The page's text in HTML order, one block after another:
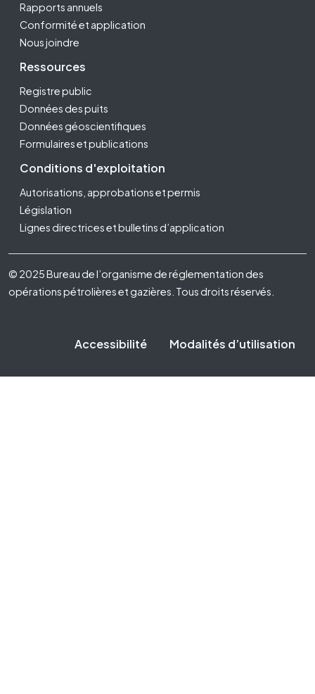
Rapports annuels
Conformité et application
Nous joindre
Ressources
Registre public
Données des puits
Données géoscientifiques
Formulaires et publications
Conditions d'exploitation
Autorisations, approbations et permis
Législation
Lignes directrices et bulletins d’application
Footer Fifth
© 2025 Bureau de l’organisme de réglementation des
opérations pétrolières et gazières. Tous droits réservés.
Accessibilité Modalités d’utilisation